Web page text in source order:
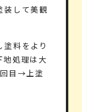
装して美観
料をより
地処理は大
目→上塗